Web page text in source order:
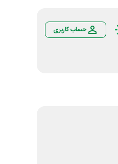
حساب کاربری